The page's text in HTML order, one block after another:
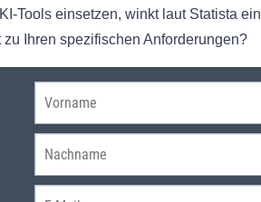
Tools einsetzen, winkt laut Statista ein
Ihren spezifischen Anforderungen?